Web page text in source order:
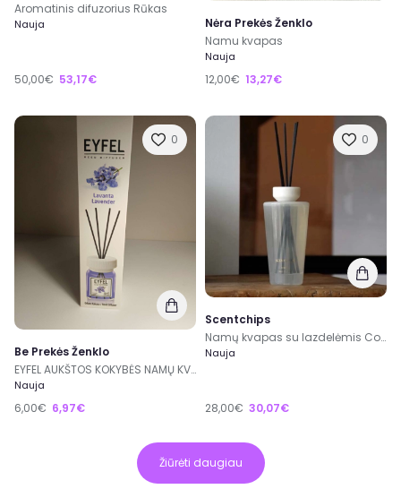
Aromatinis difuzorius Rūkas
Nauja
50,00€ 53,17€
Nėra Prekės Ženklo
Namu kvapas
Nauja
12,00€ 13,27€
0
Be Prekės Ženklo
EYFEL AUKŠTOS KOKYBĖS NAMŲ KVAPAI!
Nauja
6,00€ 6,97€
0
Scentchips
Namų kvapas su lazdelėmis Cone Belle Vie 500ml
Nauja
28,00€ 30,07€
Žiūrėti daugiau